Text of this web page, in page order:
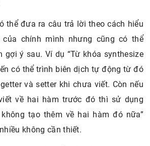
thể đưa ra câu trả lời theo cách hiểu
chính mình nhưng cũng có thể
gợi ý sau. Ví dụ “Từ khóa synthesize
có thể trình biên dịch tự động từ đó
và setter khi chưa viết. Còn nếu
về hai hàm trước đó thì sử dụng
tạo thêm về hai hàm đó nữa”
không cần thiết.